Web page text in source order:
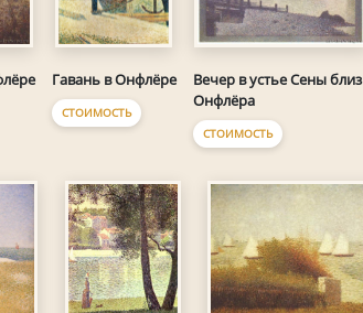
Гавань в Онфлёре
СТОИМОСТЬ
Вечер в устье Сены близ
Онфлёра
СТОИМОСТЬ